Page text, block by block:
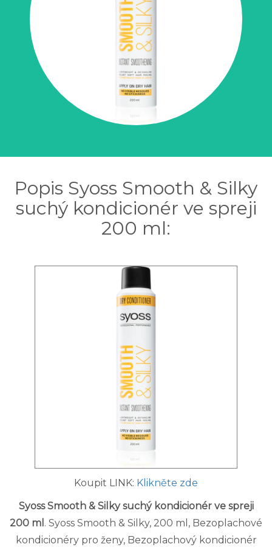
Popis Syoss Smooth & Silky
suchý kondicionér ve spreji
200 ml:
Koupit LINK: Klikněte zde
Syoss Smooth & Silky suchý kondicionér ve spreji
200 ml . Syoss Smooth & Silky, 200 ml, Bezoplachové
kondicionéry pro ženy, Bezoplachový kondicionér